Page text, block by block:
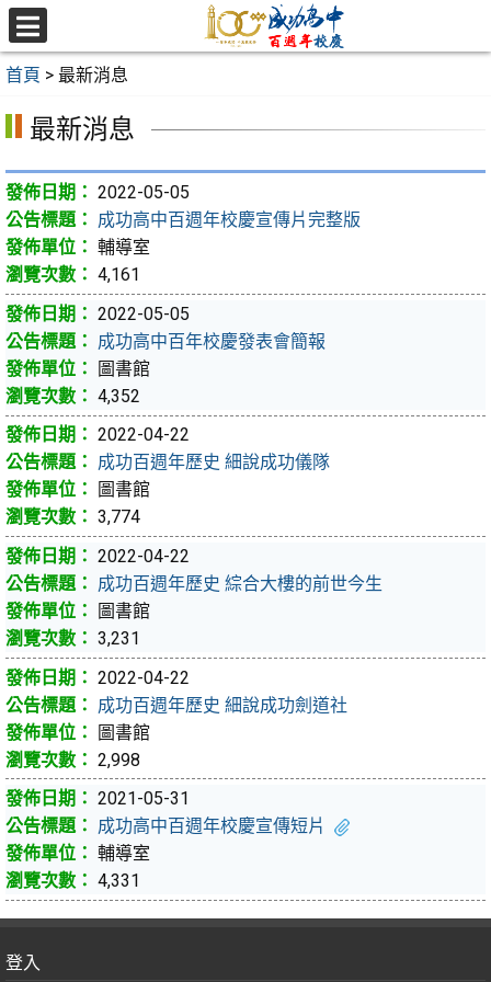
跳
至
主
區
首頁 > 最新消息
最新消息
2022-05-05
成功高中百週年校慶宣傳片完整版
輔導室
4,161
2022-05-05
成功高中百年校慶發表會簡報
圖書館
4,352
2022-04-22
成功百週年歷史 細說成功儀隊
圖書館
3,774
2022-04-22
成功百週年歷史 綜合大樓的前世今生
圖書館
3,231
2022-04-22
成功百週年歷史 細說成功劍道社
圖書館
2,998
2021-05-31
成功高中百週年校慶宣傳短片
輔導室
4,331
登入
選
單